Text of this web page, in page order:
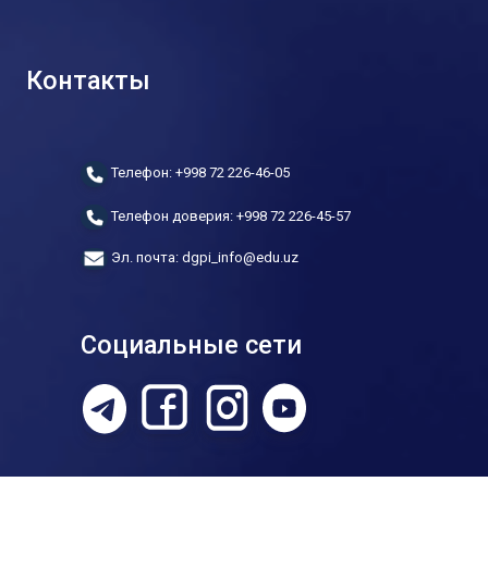
Контакты
Телефон: +998 72 226-46-05
Телефон доверия: +998 72 226-45-57
Эл. почта: dgpi_info@edu.uz
Социальные сети